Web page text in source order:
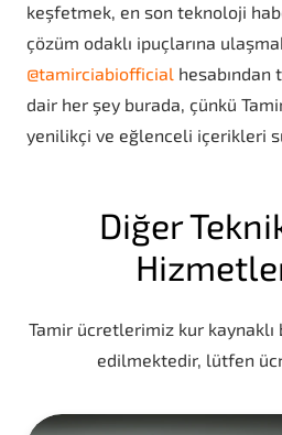
keşfetmek, en son teknoloji
çözüm odaklı ipuçlarına
@tamirciabiofficial hesabından
dair her şey burada, çünkü
yenilikçi ve eğlenceli içerikleri
Diğer
Tamir ücretlerimiz kur
edilmektedir, lütfen